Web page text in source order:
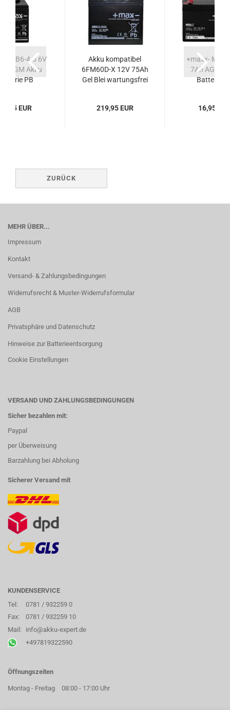
MB6-4.5 6V
AGM Akku
PB
EUR
Akku kompatibel
6FM60D-X 12V 75Ah
Gel Blei wartungsfrei
219,95 EUR
+maxx- MB6-
7Ah AGM
Batterie
16,95
ZURÜCK
MEHR ÜBER...
Impressum
Kontakt
Versand- & Zahlungsbedingungen
Widerrufsrecht & Muster-Widerrufsformular
AGB
Privatsphäre und Datenschutz
Hinweise zur Batterieentsorgung
Cookie Einstellungen
VERSAND UND ZAHLUNGSBEDINGUNGEN
Sicher bezahlen mit:
Paypal
per Überweisung
Barzahlung bei Abholung
Sicherer Versand mit
KUNDENSERVICE
Tel:
0781 / 932259 0
Fax:
0781 / 932259 10
Mail:
info@akku-expert.de
+497819322590
Öffnungszeiten
Montag - Freitag 08:00 - 17:00 Uhr